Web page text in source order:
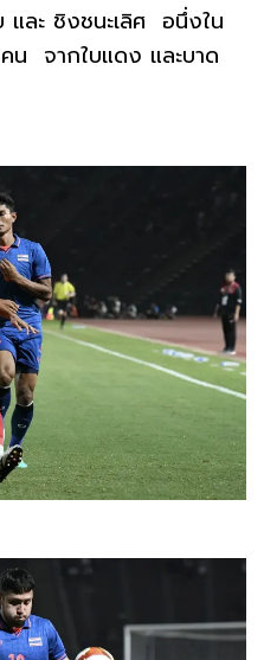
ละ ชิงชนะเลิศ อนึ่งใน
น จากใบแดง และบาด